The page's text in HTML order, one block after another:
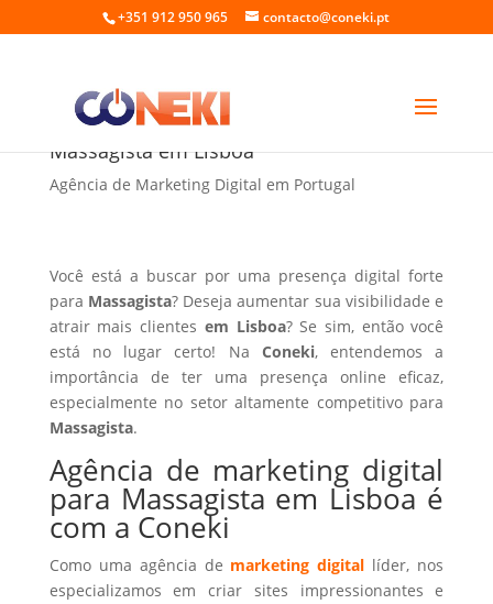
+351 912 950 965 contacto@coneki.pt
Agência de marketing digital para
Massagista em Lisboa
Agência de Marketing Digital em Portugal
Você está a buscar por uma presença digital forte
para Massagista? Deseja aumentar sua visibilidade e
atrair mais clientes em Lisboa? Se sim, então você
está no lugar certo! Na Coneki, entendemos a
importância de ter uma presença online eficaz,
especialmente no setor altamente competitivo para
Massagista.
Agência de marketing digital
para Massagista em Lisboa é
com a Coneki
Como uma agência de marketing digital líder, nos
especializamos em criar sites impressionantes e